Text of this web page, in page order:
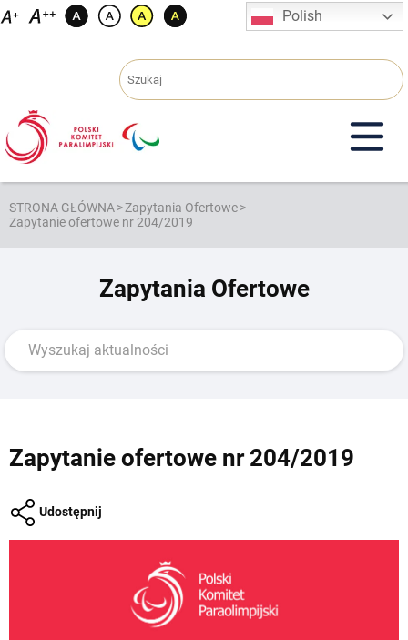
Przejdź
Polish
STRONA GŁÓWNA>Zapytania Ofertowe>
Zapytanie ofertowe nr 204/2019
Zapytania Ofertowe
Zapytanie ofertowe nr 204/2019
Udostępnij